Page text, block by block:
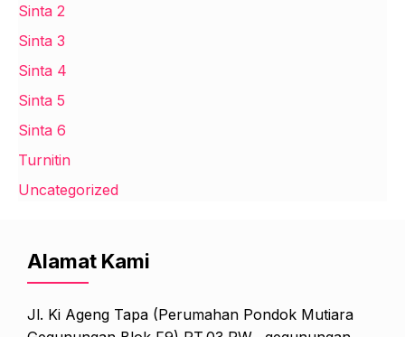
Sinta 2
Sinta 3
Sinta 4
Sinta 5
Sinta 6
Turnitin
Uncategorized
Alamat Kami
Jl. Ki Ageng Tapa (Perumahan Pondok Mutiara